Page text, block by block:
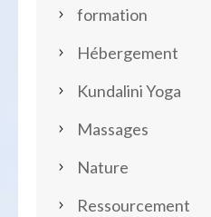
formation
Hébergement
Kundalini Yoga
Massages
Nature
Ressourcement